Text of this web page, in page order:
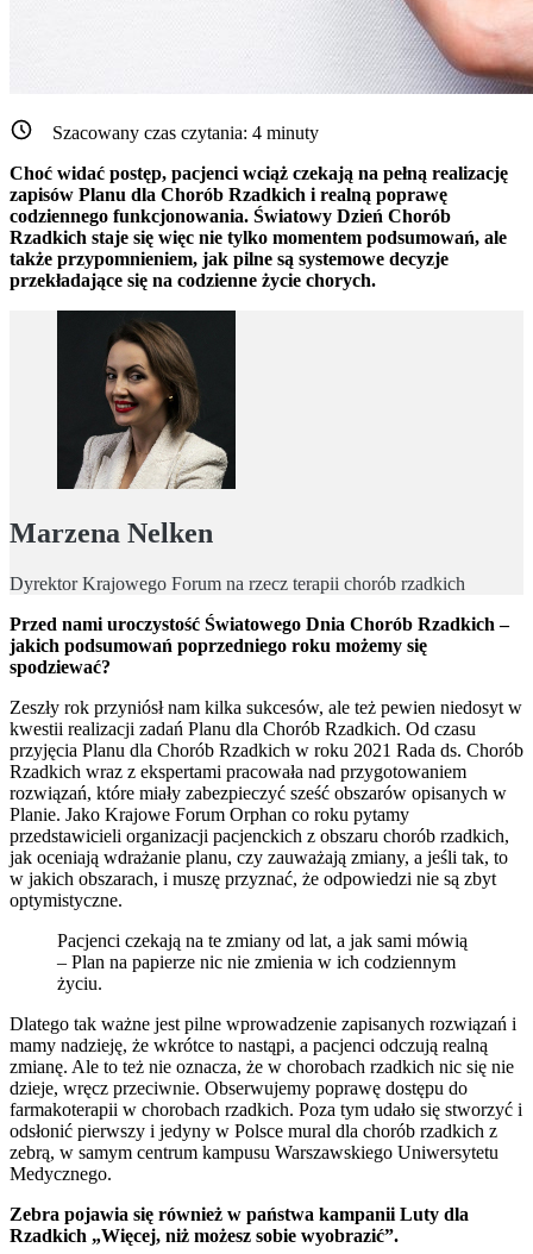
Szacowany czas czytania: 4 minuty
Choć widać postęp, pacjenci wciąż czekają na pełną realizację
zapisów Planu dla Chorób Rzadkich i realną poprawę
codziennego funkcjonowania. Światowy Dzień Chorób
Rzadkich staje się więc nie tylko momentem podsumowań, ale
także przypomnieniem, jak pilne są systemowe decyzje
przekładające się na codzienne życie chorych.
Marzena Nelken
Dyrektor Krajowego Forum na rzecz terapii chorób rzadkich
Przed nami uroczystość Światowego Dnia Chorób Rzadkich –
jakich podsumowań poprzedniego roku możemy się
spodziewać?
Zeszły rok przyniósł nam kilka sukcesów, ale też pewien niedosyt w
kwestii realizacji zadań Planu dla Chorób Rzadkich. Od czasu
przyjęcia Planu dla Chorób Rzadkich w roku 2021 Rada ds. Chorób
Rzadkich wraz z ekspertami pracowała nad przygotowaniem
rozwiązań, które miały zabezpieczyć sześć obszarów opisanych w
Planie. Jako Krajowe Forum Orphan co roku pytamy
przedstawicieli organizacji pacjenckich z obszaru chorób rzadkich,
jak oceniają wdrażanie planu, czy zauważają zmiany, a jeśli tak, to
w jakich obszarach, i muszę przyznać, że odpowiedzi nie są zbyt
optymistyczne.
Pacjenci czekają na te zmiany od lat, a jak sami mówią
– Plan na papierze nic nie zmienia w ich codziennym
życiu.
Dlatego tak ważne jest pilne wprowadzenie zapisanych rozwiązań i
mamy nadzieję, że wkrótce to nastąpi, a pacjenci odczują realną
zmianę. Ale to też nie oznacza, że w chorobach rzadkich nic się nie
dzieje, wręcz przeciwnie. Obserwujemy poprawę dostępu do
farmakoterapii w chorobach rzadkich. Poza tym udało się stworzyć i
odsłonić pierwszy i jedyny w Polsce mural dla chorób rzadkich z
zebrą, w samym centrum kampusu Warszawskiego Uniwersytetu
Medycznego.
Zebra pojawia się również w państwa kampanii Luty dla
Rzadkich „Więcej, niż możesz sobie wyobrazić”.